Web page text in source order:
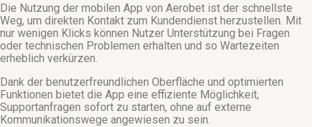
Die Nutzung der mobilen App von Aerobet ist der schnellste
Weg, um direkten Kontakt zum Kundendienst herzustellen. Mit
nur wenigen Klicks können Nutzer Unterstützung bei Fragen
oder technischen Problemen erhalten und so Wartezeiten
erheblich verkürzen.
Dank der benutzerfreundlichen Oberfläche und optimierten
Funktionen bietet die App eine effiziente Möglichkeit,
Supportanfragen sofort zu starten, ohne auf externe
Kommunikationswege angewiesen zu sein.